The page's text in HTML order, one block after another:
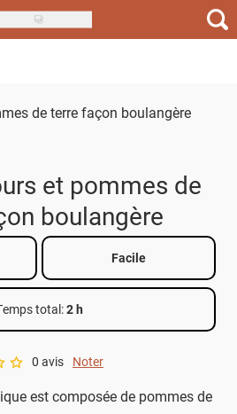
et pommes de
boulangère
Facile
total:2 h
of 0 out of 5.
0 avis Noter
est composée de pommes de